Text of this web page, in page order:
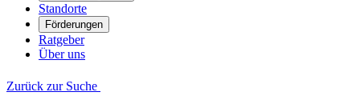
Standorte
Förderungen
Ratgeber
Über uns
Zurück zur Suche